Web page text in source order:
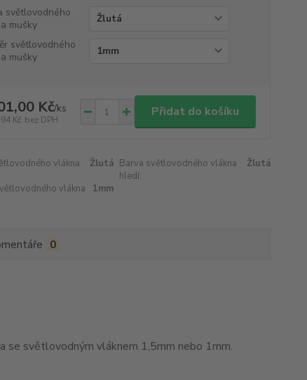
světlovodného
mušky
světlovodného
mušky
Kč/ks
Kč bez DPH
Přidat do košíku
vlákna
Žlutá Barva světlovodného vlákna
hledí:
Žlutá
vlákna
1mm
0
se světlovodným vláknem 1,5mm nebo 1mm.